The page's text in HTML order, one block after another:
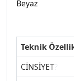
Beyaz
Teknik
CİNSİYET